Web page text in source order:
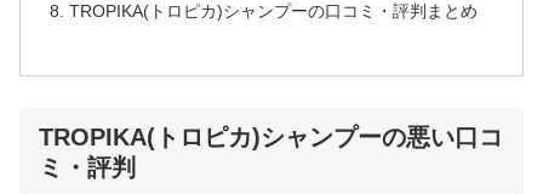
TROPIKA(トロピカ)シャンプーの口コミ・評判まとめ
TROPIKA(トロピカ)シャンプーの悪い口コ
ミ・評判